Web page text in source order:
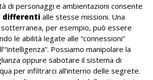
di personaggi e ambientazioni consente
differenti alle stesse missioni. Una
per esempio, può essere
le abilità legate alle “connessioni”
Possiamo manipolare la
oppure sabotare il sistema di
per infiltrarci all’interno delle segrete.